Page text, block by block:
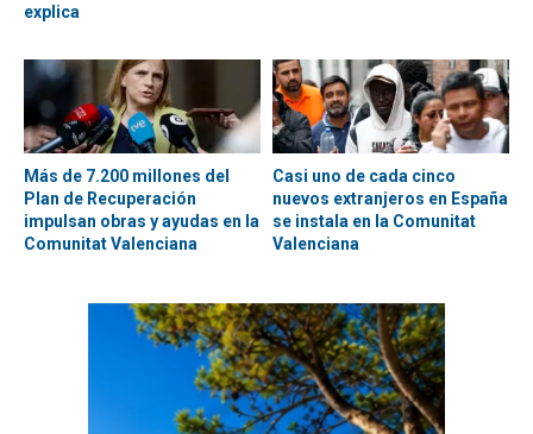
explica
Más de 7.200 millones del
Plan de Recuperación
impulsan obras y ayudas en la
Comunitat Valenciana
Casi uno de cada cinco
nuevos extranjeros en España
se instala en la Comunitat
Valenciana